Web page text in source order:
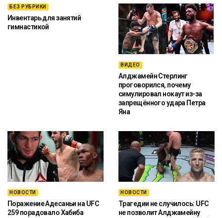
БЕЗ РУБРИКИ
Инвентарь для занятий
гимнастикой
ВИДЕО
Алджамейн Стерлинг
проговорился, почему
симулировал нокаут из-за
запрещённого удара Петра
Яна
НОВОСТИ
Поражение Адесаньи на UFC
259 порадовало Хабиба
НОВОСТИ
Трагедии не случилось: UFC
не позволит Алджамейну